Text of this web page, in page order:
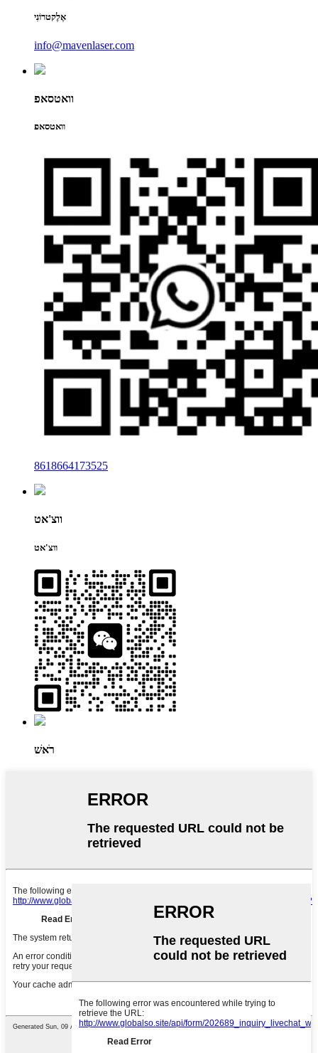
אֶלֶקטרוֹנִי
info@mavenlaser.com
וואטסאפ
וואטסאפ
8618664173525
ווצ'אט
ווצ'אט
רֹאשׁ